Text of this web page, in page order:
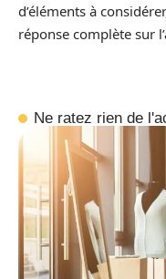
d’éléments à
réponse complète sur
Ne ratez rien de